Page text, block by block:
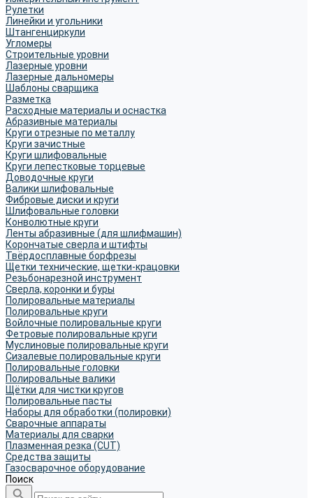
Рулетки
Линейки и угольники
Штангенциркули
Угломеры
Строительные уровни
Лазерные уровни
Лазерные дальномеры
Шаблоны сварщика
Разметка
Расходные материалы и оснастка
Абразивные материалы
Круги отрезные по металлу
Круги зачистные
Круги шлифовальные
Круги лепестковые торцевые
Доводочные круги
Валики шлифовальные
Фибровые диски и круги
Шлифовальные головки
Конволютные круги
Ленты абразивные (для шлифмашин)
Корончатые сверла и штифты
Твёрдосплавные борфрезы
Щетки технические, щетки-крацовки
Резьбонарезной инструмент
Сверла, коронки и буры
Полировальные материалы
Полировальные круги
Войлочные полировальные круги
Фетровые полировальные круги
Муслиновые полировальные круги
Cизалевые полировальные круги
Полировальные головки
Полировальные валики
Щётки для чистки кругов
Полировальные пасты
Наборы для обработки (полировки)
Сварочные аппараты
Материалы для сварки
Плазменная резка (CUT)
Средства защиты
Газосварочное оборудование
Поиск